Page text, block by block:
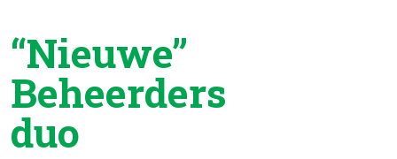
“Nieuwe”
Beheerders
duo